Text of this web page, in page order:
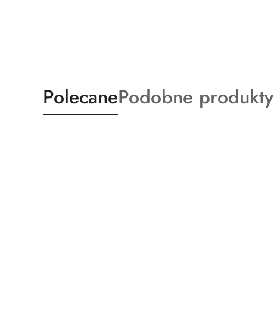
Produkty
o
PolecaneProdukty
o
Podobne produkty